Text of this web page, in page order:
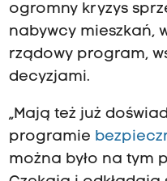
ogromny kryzys
nabywcy mieszkań,
rządowy program,
decyzjami.
„Mają też już
programie
można było na tym